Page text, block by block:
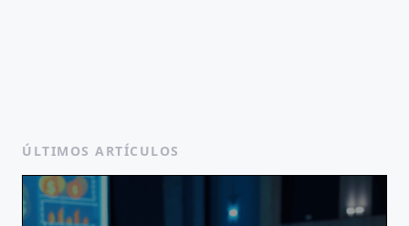
ÚLTIMOS ARTÍCULOS